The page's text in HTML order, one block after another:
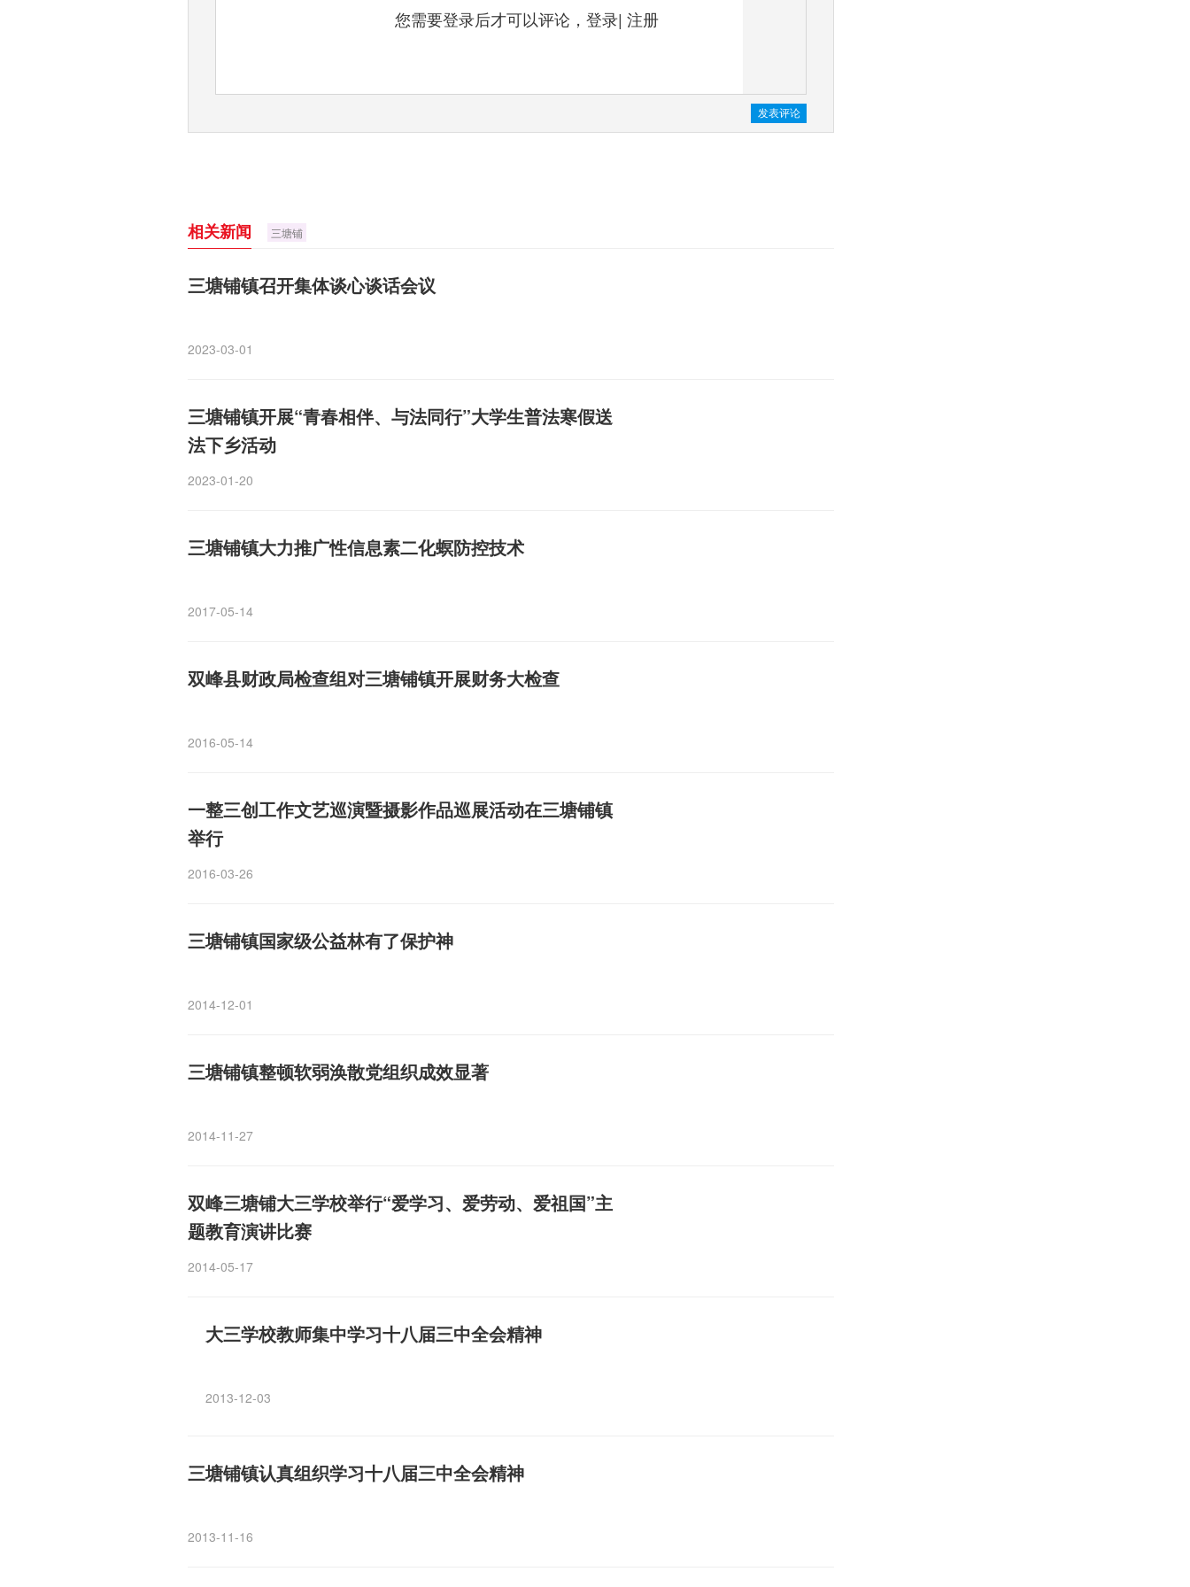
您需要登录后才可以评论， 登录| 注册
相关新闻 三塘铺
三塘铺镇召开集体谈心谈话会议
2023-03-01
三塘铺镇开展“青春相伴、与法同行”大学生普法寒假送
法下乡活动
2023-01-20
三塘铺镇大力推广性信息素二化螟防控技术
2017-05-14
双峰县财政局检查组对三塘铺镇开展财务大检查
2016-05-14
一整三创工作文艺巡演暨摄影作品巡展活动在三塘铺镇
举行
2016-03-26
三塘铺镇国家级公益林有了保护神
2014-12-01
三塘铺镇整顿软弱涣散党组织成效显著
2014-11-27
双峰三塘铺大三学校举行“爱学习、爱劳动、爱祖国”主
题教育演讲比赛
2014-05-17
大三学校教师集中学习十八届三中全会精神
2013-12-03
三塘铺镇认真组织学习十八届三中全会精神
2013-11-16